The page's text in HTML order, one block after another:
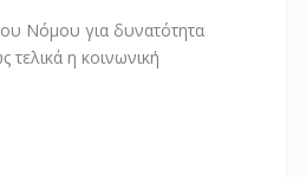
Νόμου για δυνατότητα
η κοινωνική